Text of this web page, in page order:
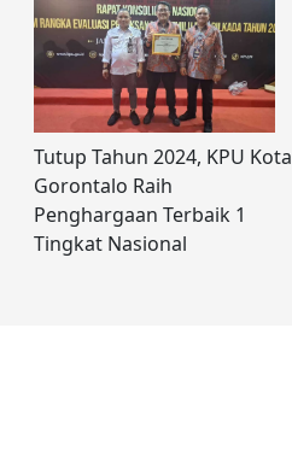
Tutup Tahun 2024, KPU Kota
Gorontalo Raih
Penghargaan Terbaik 1
Tingkat Nasional